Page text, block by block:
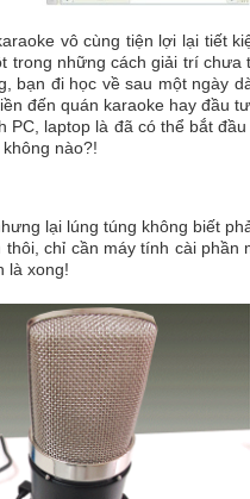
vô cùng tiện lợi lại tiết
trong những cách giải trí chưa
đi học về sau một ngày
đến quán karaoke hay đầu
PC, laptop là đã có thể bắt
nào?!
lại lúng túng không biết
chỉ cần máy tính cài phần
là xong!